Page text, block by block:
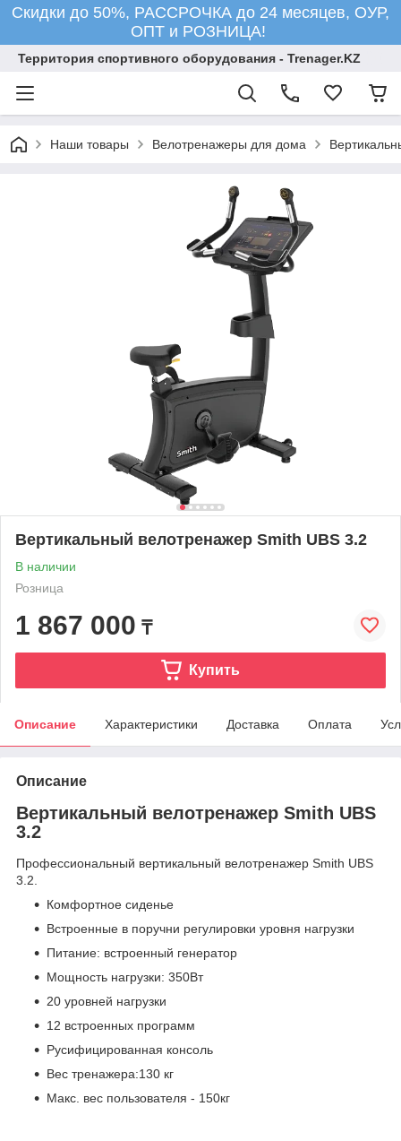
Скидки до 50%, РАССРОЧКА до 24 месяцев, ОУР,
ОПТ и РОЗНИЦА!
Территория спортивного оборудования - Trenager.KZ
Наши товары Велотренажеры для дома
Вертикальный велотренажер Smith UBS 3.2
В наличии
Розница
1 867 000 ₸
Купить
Описание Характеристики Доставка Оплата
Описание
Вертикальный велотренажер Smith UBS
3.2
Профессиональный вертикальный велотренажер Smith UBS
3.2.
Комфортное сиденье
Встроенные в поручни регулировки уровня нагрузки
Питание: встроенный генератор
Мощность нагрузки: 350Вт
20 уровней нагрузки
12 встроенных программ
Русифицированная консоль
Вес тренажера:130 кг
Макс. вес пользователя - 150кг